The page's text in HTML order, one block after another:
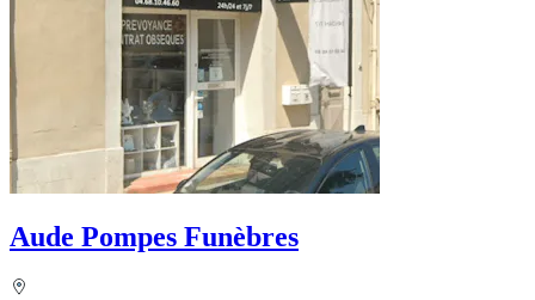
Aude Pompes Funèbres